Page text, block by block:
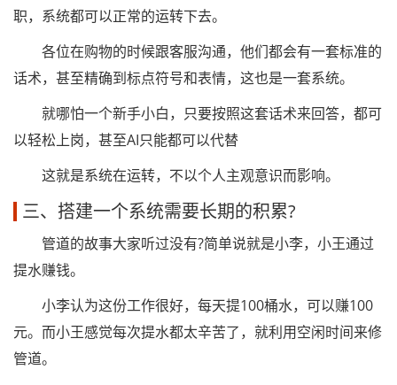
职，系统都可以正常的运转下去。
各位在购物的时候跟客服沟通，他们都会有一套标准的
话术，甚至精确到标点符号和表情，这也是一套系统。
就哪怕一个新手小白，只要按照这套话术来回答，都可
以轻松上岗，甚至AI只能都可以代替
这就是系统在运转，不以个人主观意识而影响。
三、搭建一个系统需要长期的积累?
管道的故事大家听过没有?简单说就是小李，小王通过
提水赚钱。
小李认为这份工作很好，每天提100桶水，可以赚100
元。而小王感觉每次提水都太辛苦了，就利用空闲时间来修
管道。